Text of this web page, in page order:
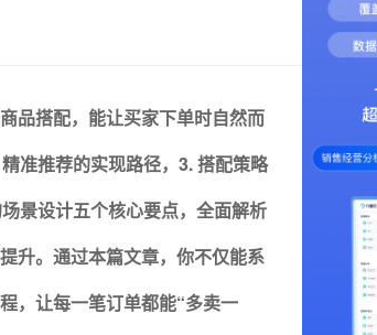
品搭配，能让买家下单时自然而
准推荐的实现路径，3. 搭配策略
景设计五个核心要点，全面解析
升。通过本篇文章，你不仅能系
，让每一笔订单都能“多卖一